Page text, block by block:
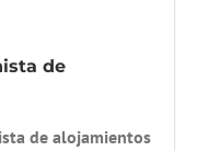
de
de alojamientos